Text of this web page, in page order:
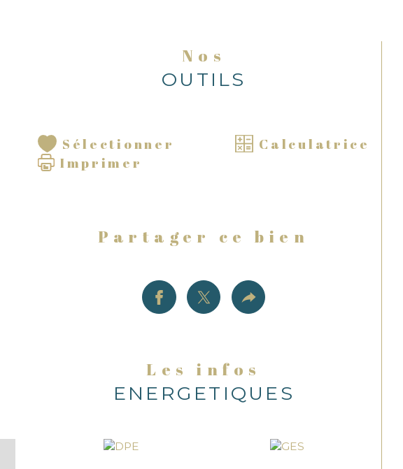
Nos
OUTILS
Sélectionner
Calculatrice
Imprimer
Partager ce bien
Les infos
ENERGETIQUES